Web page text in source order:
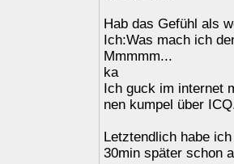
Hab das Gefühl als
Ich:Was mach ich
Mmmmm...
ka
Ich guck im internet
nen kumpel über
Letztendlich habe
30min später schon